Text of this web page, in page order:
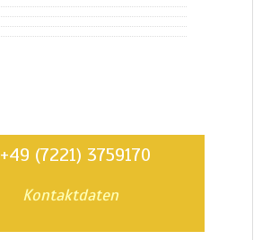
+49 (7221) 3759170
Kontaktdaten